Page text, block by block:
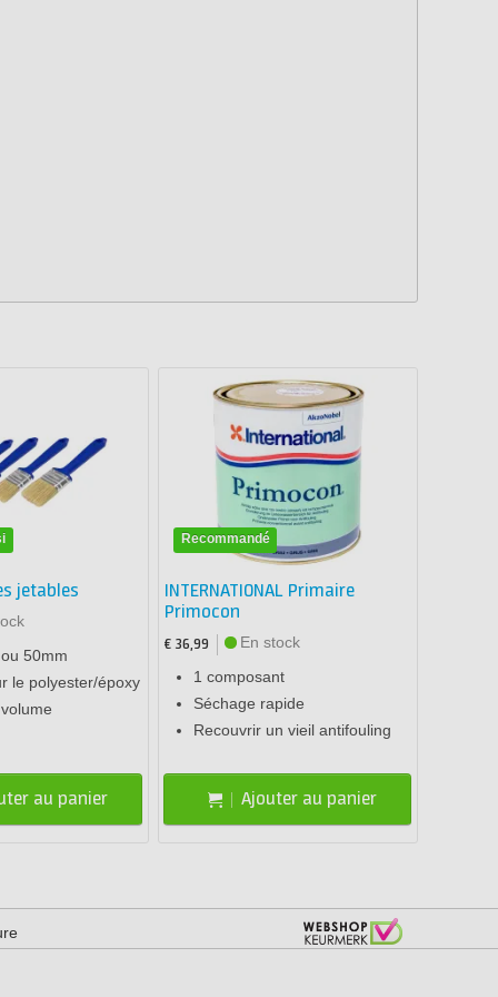
jetables
50mm
le polyester/époxy
au panier
Recommandé
INTERNATIONAL Primaire
Primocon
€ 36,99
En stock
1 composant
Séchage rapide
Recouvrir un vieil antifouling
Ajouter au panier